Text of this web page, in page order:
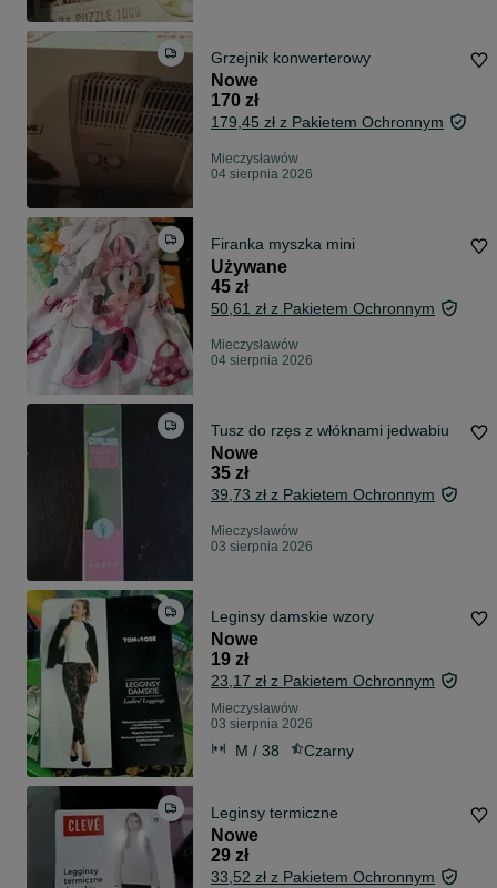
Grzejnik konwerterowy
Nowe
170 zł
179,45 zł z Pakietem Ochronnym
Mieczysławów
04 sierpnia 2026
Firanka myszka mini
Używane
45 zł
50,61 zł z Pakietem Ochronnym
Mieczysławów
04 sierpnia 2026
Tusz do rzęs z włóknami jedwabiu
Nowe
35 zł
39,73 zł z Pakietem Ochronnym
Mieczysławów
03 sierpnia 2026
Leginsy damskie wzory
Nowe
19 zł
23,17 zł z Pakietem Ochronnym
Mieczysławów
03 sierpnia 2026
M / 38 Czarny
Leginsy termiczne
Nowe
29 zł
33,52 zł z Pakietem Ochronnym